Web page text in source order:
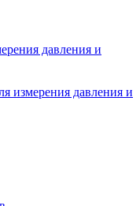
давления и
измерения давления и